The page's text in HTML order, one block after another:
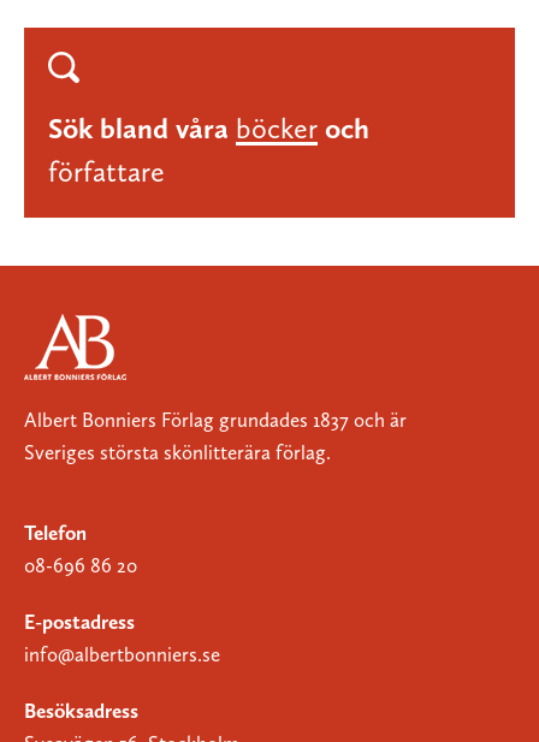
Sök bland våra böcker och
författare
Albert Bonniers Förlag grundades 1837 och är
Sveriges största skönlitterära förlag.
Telefon
08-696 86 20
E-postadress
info@albertbonniers.se
Besöksadress